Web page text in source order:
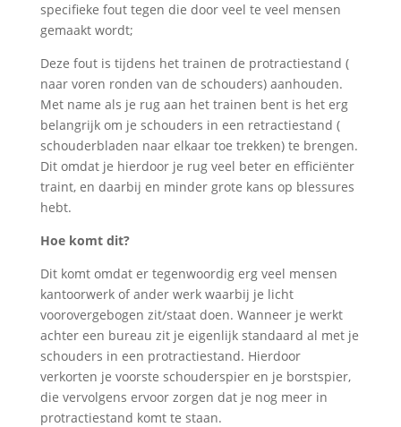
specifieke fout tegen die door veel te veel mensen
gemaakt wordt;
Deze fout is tijdens het trainen de protractiestand (
naar voren ronden van de schouders) aanhouden.
Met name als je rug aan het trainen bent is het erg
belangrijk om je schouders in een retractiestand (
schouderbladen naar elkaar toe trekken) te brengen.
Dit omdat je hierdoor je rug veel beter en efficiënter
traint, en daarbij en minder grote kans op blessures
hebt.
Hoe komt dit?
Dit komt omdat er tegenwoordig erg veel mensen
kantoorwerk of ander werk waarbij je licht
voorovergebogen zit/staat doen. Wanneer je werkt
achter een bureau zit je eigenlijk standaard al met je
schouders in een protractiestand. Hierdoor
verkorten je voorste schouderspier en je borstspier,
die vervolgens ervoor zorgen dat je nog meer in
protractiestand komt te staan.